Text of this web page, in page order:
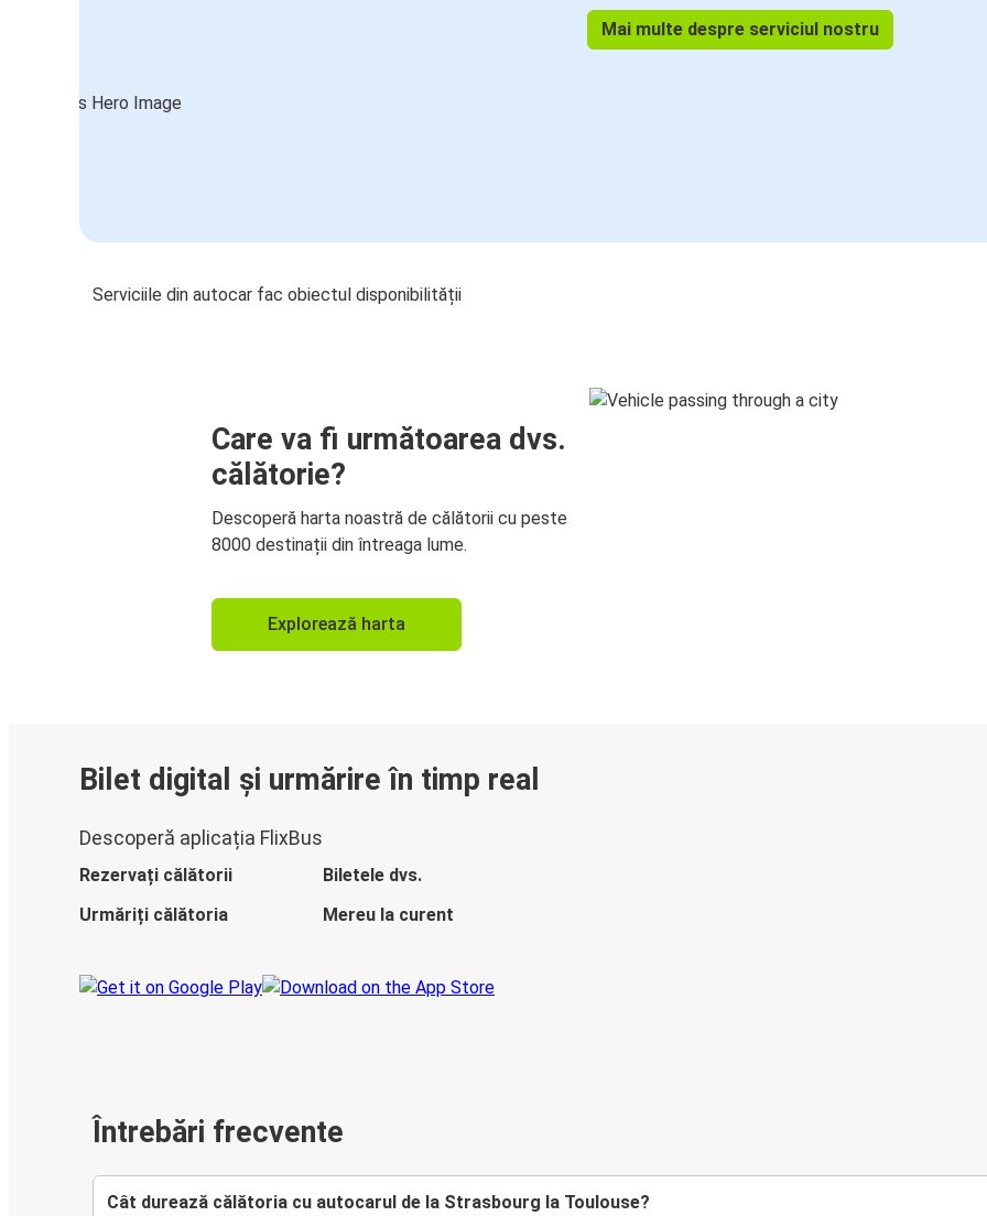
Mai multe despre serviciul nostru
Serviciile din autocar fac obiectul disponibilității
Care va fi următoarea dvs.
călătorie?
Descoperă harta noastră de călătorii cu peste
8000 destinații din întreaga lume.
Explorează harta
Bilet digital și urmărire în timp real
Descoperă aplicația FlixBus
Rezervați călătorii
Biletele dvs.
Urmăriți călătoria
Mereu la curent
Întrebări frecvente
Cât durează călătoria cu autocarul de la Strasbourg la Toulouse?